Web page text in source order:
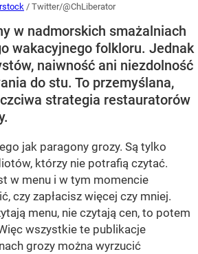
/ Twitter/@ChLiberator
w nadmorskich smażalniach
wakacyjnego folkloru. Jednak
naiwność ani niezdolność
do stu. To przemyślana,
strategia restauratorów
jak paragony grozy. Są tylko
którzy nie potrafią czytać.
w menu i w tym momencie
czy zapłacisz więcej czy mniej.
menu, nie czytają cen, to potem
wszystkie te publikacje
grozy można wyrzucić